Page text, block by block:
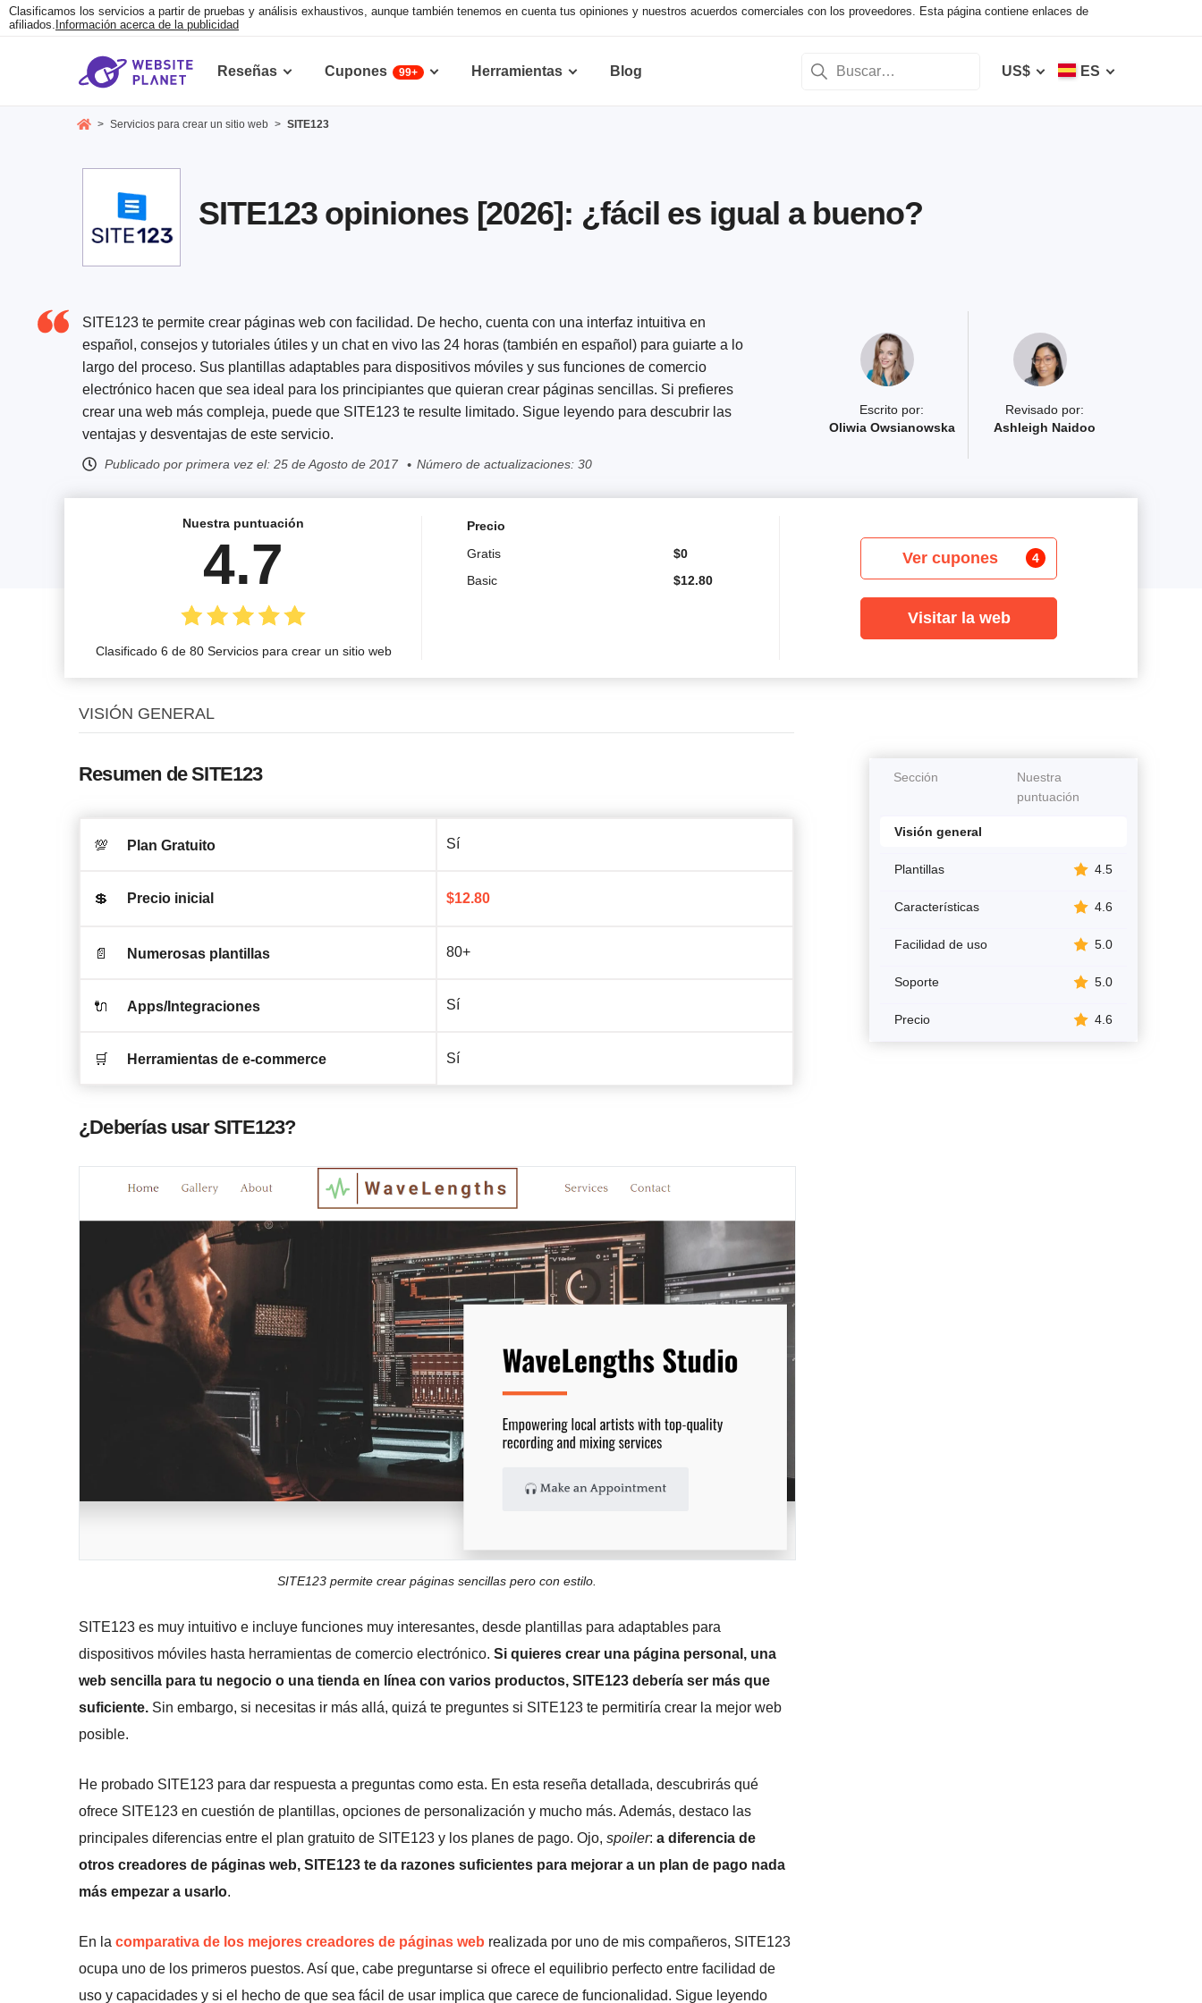
Clasificamos los servicios a partir de pruebas y análisis exhaustivos, aunque también tenemos en cuenta tus opiniones y nuestros acuerdos comerciales con los proveedores. Esta página contiene enlaces de
afiliados. Información acerca de la publicidad
Reseñas Cupones 99+ Herramientas Blog US$ ES
> Servicios para crear un sitio web > SITE123
SITE123 opiniones [2026]: ¿fácil es igual a bueno?
Revisado por:
Ashleigh Naidoo
Escrito por:
Oliwia Owsianowska
SITE123 te permite crear páginas web con facilidad. De hecho, cuenta con una interfaz intuitiva en
español, consejos y tutoriales útiles y un chat en vivo las 24 horas (también en español) para guiarte a lo
largo del proceso. Sus plantillas adaptables para dispositivos móviles y sus funciones de comercio
electrónico hacen que sea ideal para los principiantes que quieran crear páginas sencillas. Si prefieres
crear una web más compleja, puede que SITE123 te resulte limitado. Sigue leyendo para descubrir las
ventajas y desventajas de este servicio.
Publicado por primera vez el: 25 de Agosto de 2017 Número de actualizaciones: 30
Nuestra puntuación
4.7
Clasificado 6 de 80 Servicios para crear un sitio web
Precio
Gratis
$0
Basic
$12.80
Ver cupones 4
Visitar la web
VISIÓN GENERAL
Resumen de SITE123
💯 Plan Gratuito Sí
💲 Precio inicial $12.80
📄 Numerosas plantillas 80+
🔌 Apps/Integraciones Sí
🛒 Herramientas de e-commerce Sí
¿Deberías usar SITE123?
SITE123 permite crear páginas sencillas pero con estilo.
SITE123 es muy intuitivo e incluye funciones muy interesantes, desde plantillas para adaptables para
dispositivos móviles hasta herramientas de comercio electrónico. Si quieres crear una página personal, una
web sencilla para tu negocio o una tienda en línea con varios productos, SITE123 debería ser más que
suficiente. Sin embargo, si necesitas ir más allá, quizá te preguntes si SITE123 te permitiría crear la mejor web
posible.
He probado SITE123 para dar respuesta a preguntas como esta. En esta reseña detallada, descubrirás qué
ofrece SITE123 en cuestión de plantillas, opciones de personalización y mucho más. Además, destaco las
principales diferencias entre el plan gratuito de SITE123 y los planes de pago. Ojo, spoiler: a diferencia de
otros creadores de páginas web, SITE123 te da razones suficientes para mejorar a un plan de pago nada
más empezar a usarlo.
En la comparativa de los mejores creadores de páginas web realizada por uno de mis compañeros, SITE123
ocupa uno de los primeros puestos. Así que, cabe preguntarse si ofrece el equilibrio perfecto entre facilidad de
uso y capacidades y si el hecho de que sea fácil de usar implica que carece de funcionalidad. Sigue leyendo
Sección
Nuestra
puntuación
Visión general
Plantillas 4.5
Características 4.6
Facilidad de uso 5.0
Soporte 5.0
Precio 4.6